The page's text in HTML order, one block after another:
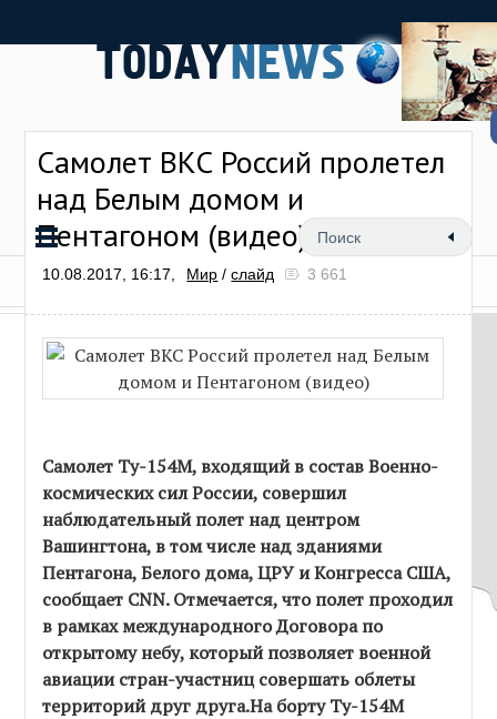
Самолет ВКС Россий пролетел
над Белым домом и
Пентагоном (видео)
10.08.2017, 16:17, Мир /слайд 3 661
Самолет Ту-154М, входящий в состав Военно-
космических сил России, совершил
наблюдательный полет над центром
Вашингтона, в том числе над зданиями
Пентагона, Белого дома, ЦРУ и Конгресса США,
сообщает CNN. Отмечается, что полет проходил
в рамках международного Договора по
открытому небу, который позволяет военной
авиации стран-участниц совершать облеты
территорий друг друга.На борту Ту-154М